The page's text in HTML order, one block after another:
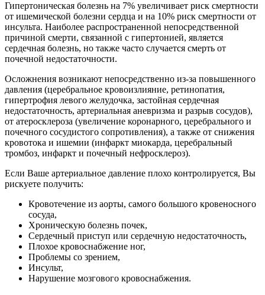
Гипертоническая болезнь на 7% увеличивает риск смертности
от ишемической болезни сердца и на 10% риск смертности от
инсульта. Наиболее распространенной непосредственной
причиной смерти, связанной с гипертонией, является
сердечная болезнь, но также часто случается смерть от
почечной недостаточности.
Осложнения возникают непосредственно из-за повышенного
давления (церебральное кровоизлияние, ретинопатия,
гипертрофия левого желудочка, застойная сердечная
недостаточность, артериальная аневризма и разрыв сосудов),
от атеросклероза (увеличение коронарного, церебрального и
почечного сосудистого сопротивления), а также от снижения
кровотока и ишемии (инфаркт миокарда, церебральный
тромбоз, инфаркт и почечный нефросклероз).
Если Ваше артериальное давление плохо контролируется, Вы
рискуете получить:
Кровотечение из аорты, самого большого кровеносного
сосуда,
Хроническую болезнь почек,
Сердечный приступ или сердечную недостаточность,
Плохое кровоснабжение ног,
Проблемы со зрением,
Инсульт,
Нарушение мозгового кровоснабжения.